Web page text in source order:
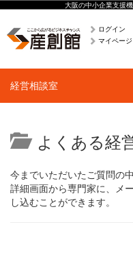
大阪の中小企業支援
ログイン
マイページ
経営相談室
よくある経
今までいただいたご質問の
詳細画面から専門家に、メ
し込むことができます。